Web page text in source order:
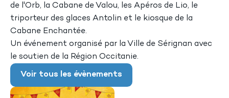
de l'Orb, la Cabane de Valou, les Apéros de Lio, le
triporteur des glaces Antolin et le kiosque de la
Cabane Enchantée.
Un événement organisé par la Ville de Sérignan avec
le soutien de la Région Occitanie.
Voir tous les évènements